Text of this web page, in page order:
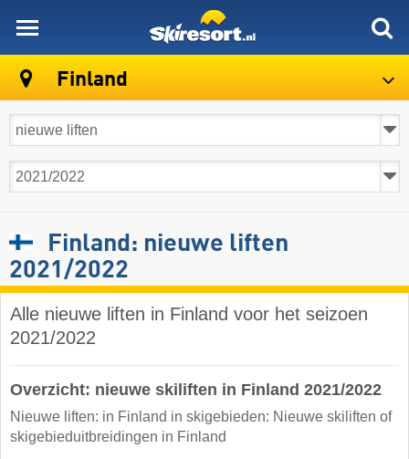
Finland
Finland: nieuwe liften
2021/2022
Alle nieuwe liften in Finland voor het seizoen
2021/2022
Overzicht: nieuwe skiliften in Finland 2021/2022
Nieuwe liften: in Finland in skigebieden: Nieuwe skiliften of
skigebieduitbreidingen in Finland